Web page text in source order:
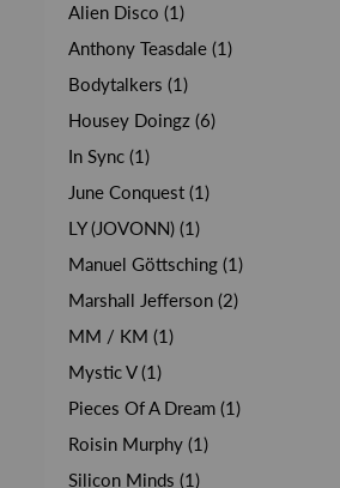
Alien Disco (1)
Anthony Teasdale (1)
Bodytalkers (1)
Housey Doingz (6)
In Sync (1)
June Conquest (1)
LY (JOVONN) (1)
Manuel Göttsching (1)
Marshall Jefferson (2)
MM / KM (1)
Mystic V (1)
Pieces Of A Dream (1)
Roisin Murphy (1)
Silicon Minds (1)